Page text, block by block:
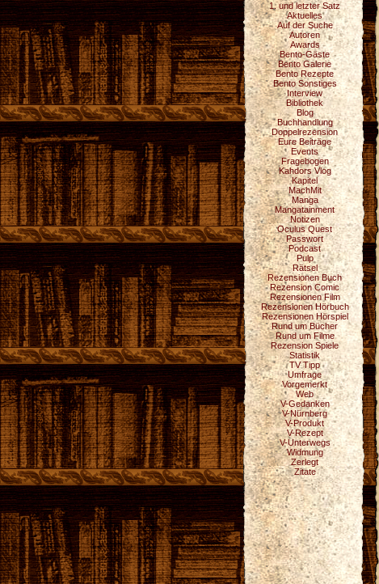
1. und letzter Satz
Aktuelles
Auf der Suche
Autoren
Awards
Bento-Gäste
Bento Galerie
Bento Rezepte
Bento Sonstiges
Interview
Bibliothek
Blog
Buchhandlung
Doppelrezension
Eure Beiträge
Events
Fragebogen
Kahdors Vlog
Kapitel
MachMit
Manga
Mangatainment
Notizen
Oculus Quest
Passwort
Podcast
Pulp
Rätsel
Rezensionen Buch
Rezension Comic
Rezensionen Film
Rezensionen Hörbuch
Rezensionen Hörspiel
Rund um Bücher
Rund um Filme
Rezension Spiele
Statistik
TV Tipp
Umfrage
Vorgemerkt
Web
V-Gedanken
V-Nürnberg
V-Produkt
V-Rezept
V-Unterwegs
Widmung
Zerlegt
Zitate